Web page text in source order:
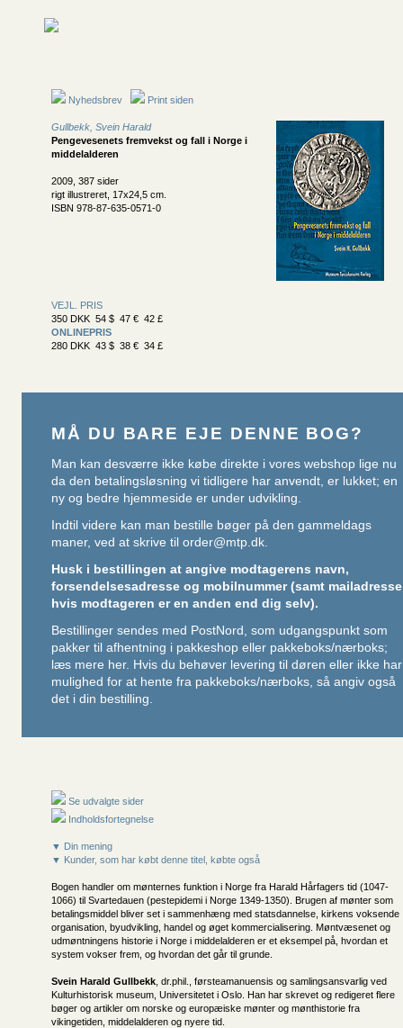
Nyhedsbrev Print siden
Gullbekk, Svein Harald
Pengevesenets fremvekst og fall i Norge i
middelalderen
2009, 387 sider
rigt illustreret, 17x24,5 cm.
ISBN 978-87-635-0571-0
VEJL. PRIS
350 DKK 54 $ 47 € 42 £
ONLINEPRIS
280 DKK 43 $ 38 € 34 £
MÅ DU BARE EJE DENNE BOG?
Man kan desværre ikke købe direkte i vores webshop lige nu
da den betalingsløsning vi tidligere har anvendt, er lukket; en
ny og bedre hjemmeside er under udvikling.
Indtil videre kan man bestille bøger på den gammeldags
maner, ved at skrive til order@mtp.dk.
Husk i bestillingen at angive modtagerens navn,
forsendelsesadresse og mobilnummer (samt mailadresse
hvis modtageren er en anden end dig selv).
Bestillinger sendes med PostNord, som udgangspunkt som
pakker til afhentning i pakkeshop eller pakkeboks/nærboks;
læs mere her. Hvis du behøver levering til døren eller ikke har
mulighed for at hente fra pakkeboks/nærboks, så angiv også
det i din bestilling.
Se udvalgte sider
Indholdsfortegnelse
▼ Din mening
▼ Kunder, som har købt denne titel, købte også
Bogen handler om mønternes funktion i Norge fra Harald Hårfagers tid (1047-
1066) til Svartedauen (pestepidemi i Norge 1349-1350). Brugen af mønter som
betalingsmiddel bliver set i sammenhæng med statsdannelse, kirkens voksende
organisation, byudvikling, handel og øget kommercialisering. Møntvæsenet og
udmøntningens historie i Norge i middelalderen er et eksempel på, hvordan et
system vokser frem, og hvordan det går til grunde.
Svein Harald Gullbekk , dr.phil., førsteamanuensis og samlingsansvarlig ved
Kulturhistorisk museum, Universitetet i Oslo. Han har skrevet og redigeret flere
bøger og artikler om norske og europæiske mønter og mønthistorie fra
vikingetiden, middelalderen og nyere tid.